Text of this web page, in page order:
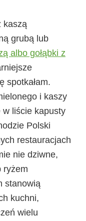
kaszą
grubą lub
albo gołąbki z
spotkałam.
i kaszy
w liście kapusty
Polski
restauracjach
nie dziwne,
ryżem
stanowią
kuchni,
wielu